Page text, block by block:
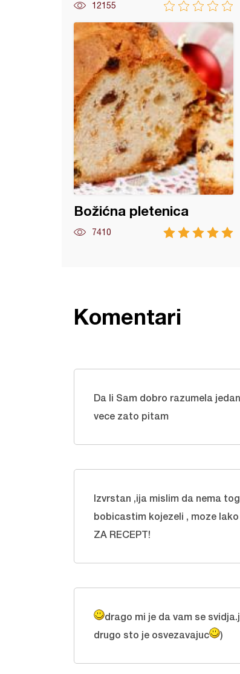
12155
Božićna pletenica
7410
Komentari
Da li Sam dobro razumela
vece zato pitam
Izvrstan ,ija mislim da nema
bobicastim kojezeli , moze
ZA RECEPT!
drago mi je da vam se
drugo sto je osvezavajuc
)